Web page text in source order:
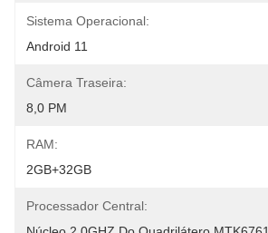
Sistema Operacional:
Android 11
Câmera Traseira:
8,0 PM
RAM:
2GB+32GB
Processador Central: